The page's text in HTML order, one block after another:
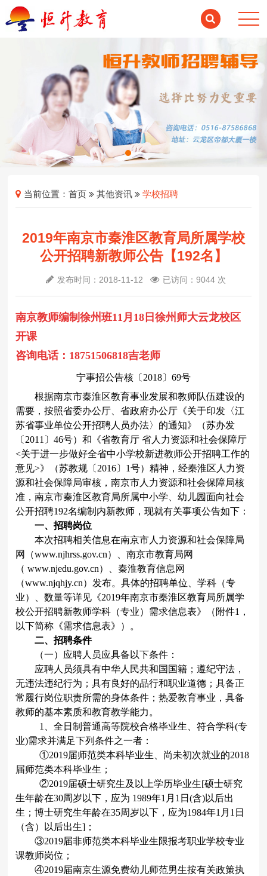
当前位置：首页 其他资讯 学校招聘
2019年南京市秦淮区教育局所属学校
公开招聘新教师公告【192名】
发布时间：2018-11-12 已访问：9044 次
南京教师编制徐州班11月18日徐州师大云龙校区
开课
咨询电话：18751506818吉老师
宁事招公告核〔 2018〕 69号
根据南京市秦淮区教育事业发展和教师队伍建设的
需要，按照省委办公厅、省政府办公厅《关于印发〈江
苏省事业单位公开招聘人员办法〉的通知》（苏办发
〔 2011 〕46号）和《省教育厅 省人力资源和社会保障厅
<关于进一步做好全省中小学校新进教师公开招聘工作的
意见>》（苏教规〔 2016〕 1号）精神，经秦淮区人力资
源和社会保障局审核，南京市人力资源和社会保障局核
准，南京市秦淮区教育局所属中小学、幼儿园面向社会
公开招聘192名编制内新教师，现就有关事项公告如下：
一、招聘岗位
本次招聘相关信息在南京市人力资源和社会保障局
网（www.njhrss.gov.cn）、南京市教育局网
（ www.njedu.gov.cn）、秦淮教育信息网
（www.njqhjy.cn）发布。具体的招聘单位、学科（专
业）、数量等详见《2019年南京市秦淮区教育局所属学
校公开招聘新教师学科（专业）需求信息表》（附件1 ，
以下简称《需求信息表》）。
二、招聘条件
（一）应聘人员应具备以下条件：
应聘人员须具有中华人民共和国国籍；遵纪守法，
无违法违纪行为；具有良好的品行和职业道德；具备正
常履行岗位职责所需的身体条件；热爱教育事业，具备
教师的基本素质和教育教学能力。
1
、全日制普通高等院校合格毕业生、符合学科(专
业)需求并满足下列条件之一者：
①2019届师范类本科毕业生、尚未初次就业的2018
届师范类本科毕业生；
②2019届硕士研究生及以上学历毕业生[硕士研究
生年龄在30周岁以下，应为 1989年1 月 1 日(含)以后出
生；博士研究生年龄在35周岁以下，应为1984年1 月 1 日
（含）以后出生] ；
③2019届非师范类本科毕业生限报考职业学校专业
课教师岗位；
④2019届南京生源免费幼儿师范男生按有关政策执